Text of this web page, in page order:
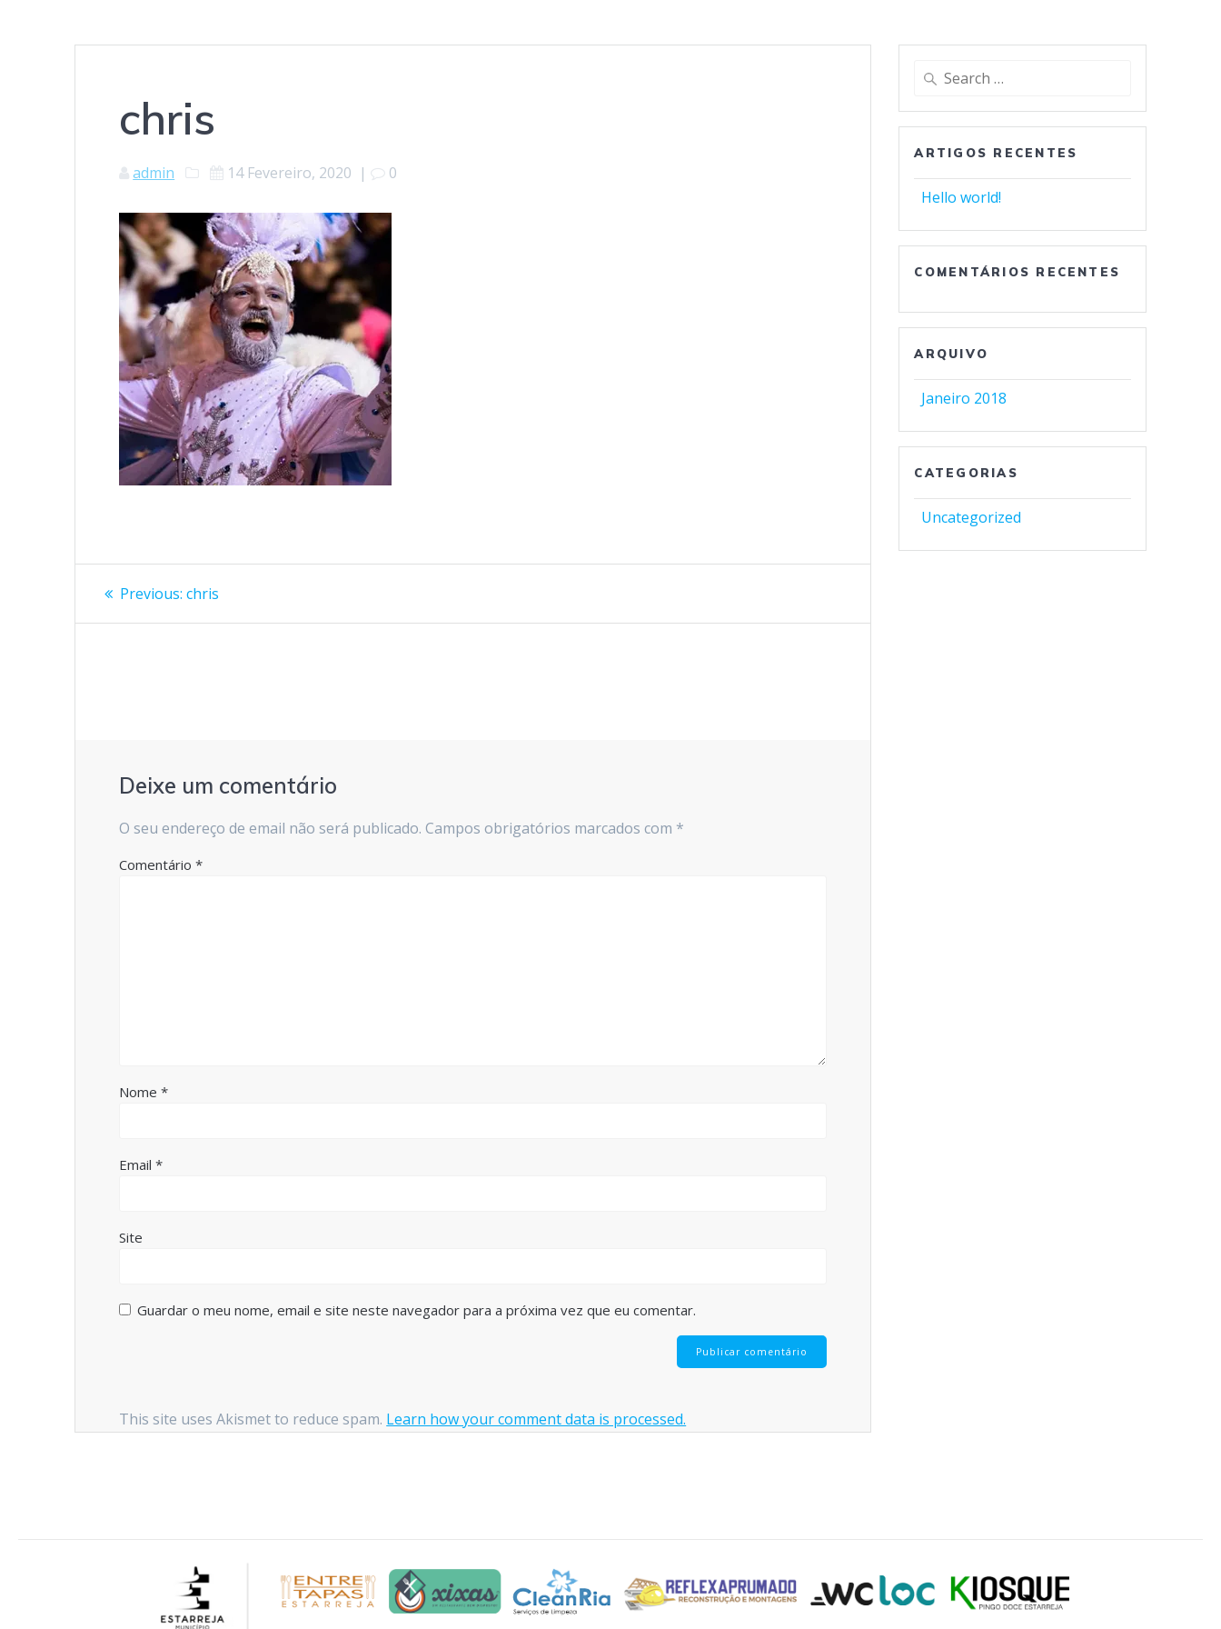
chris
admin 14 Fevereiro, 2020 | 0
Navegação
de
Previous: Previous
chris
Deixe um comentário
O seu endereço de email não será publicado. Campos obrigatórios marcados com *
Comentário*
Nome*
Email*
Site
Guardar o meu nome, email e site neste navegador para a próxima vez que eu comentar.
This site uses Akismet to reduce spam. Learn how your comment data is processed.
Search
ARTIGOS RECENTES
Hello world!
COMENTÁRIOS RECENTES
ARQUIVO
Janeiro 2018
CATEGORIAS
Uncategorized